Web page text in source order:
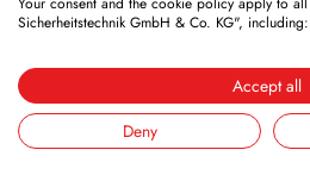
ANA-Systeme (DÜANA)
Lüftungssysteme
Reinigungstanks
Sicherheitstechnik GmbH & Co. KG",
Accept all
Deny